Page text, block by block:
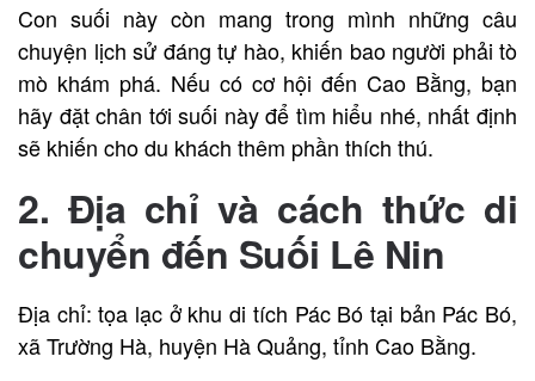
Con suối này còn mang trong mình những câu
chuyện lịch sử đáng tự hào, khiến bao người phải tò
mò khám phá. Nếu có cơ hội đến Cao Bằng, bạn
hãy đặt chân tới suối này để tìm hiểu nhé, nhất định
sẽ khiến cho du khách thêm phần thích thú.
2. Địa chỉ và cách thức di
chuyển đến Suối Lê Nin
Địa chỉ: tọa lạc ở khu di tích Pác Bó tại bản Pác Bó,
xã Trường Hà, huyện Hà Quảng, tỉnh Cao Bằng.